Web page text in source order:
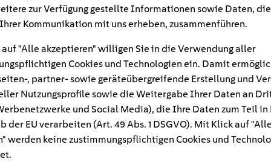
Wann
– das klingt nicht nur nachhaltig,
Solaranlagen machen unterwegs
freies Campen nahezu überall. Wir
worauf bei Auswahl und Installation zu
zur Verfügung gestellte Informationen sowie Daten,
Kommunikation mit uns erheben, zusammenführen.
"Alle akzeptieren" willigen Sie in die Verwendung aller
Cookies und Technologien ein. Damit
, partner- sowie geräteübergreifende Erstellung und
Nutzungsprofile sowie die Weitergabe Ihrer Daten an
und Social Media), die Ihre Daten zum Teil in
der EU verarbeiten (Art. 49 Abs. 1 DSGVO). Mit Klick auf
werden keine zustimmungspflichtigen Cookies und